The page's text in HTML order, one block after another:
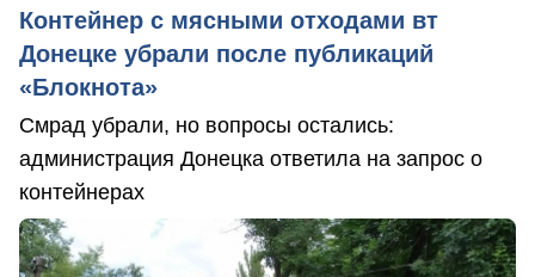
Контейнер с мясными отходами вт
Донецке убрали после публикаций
«Блокнота»
Смрад убрали, но вопросы остались:
администрация Донецка ответила на запрос о
контейнерах